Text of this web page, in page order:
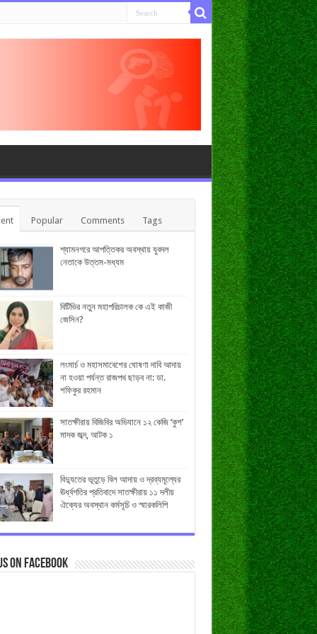
Popular Comments Tags
শ্যামনগরে আপত্তিকর অবস্থায় যুবদল
নেতাকে উত্তম-মধ্যম
বিটিভির নতুন মহাপরিচালক কে এই কাজী
জেসিন?
লংমার্চ ও মহাসমাবেশের ঘোষণা দাবি আদায়
না হওয়া পর্যন্ত রাজপথ ছাড়ব না: ডা.
শফিকুর রহমান
সাতক্ষীরায় বিজিবির অভিযানে ১২ কেজি ‘কুশ’
মাদক জব্দ, আটক ১
বিদ্যুতের ভূতুড়ে বিল আদায় ও দ্রব্যমূল্যের
ঊর্ধ্বগতির প্রতিবাদে সাতক্ষীরায় ১১ দলীয়
ঐক্যের অবস্থান কর্মসূচি ও স্মারকলিপি
on Facebook